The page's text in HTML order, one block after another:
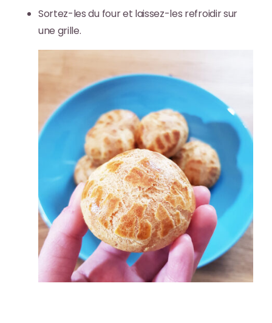
Sortez-les du four et laissez-les refroidir sur
une grille.